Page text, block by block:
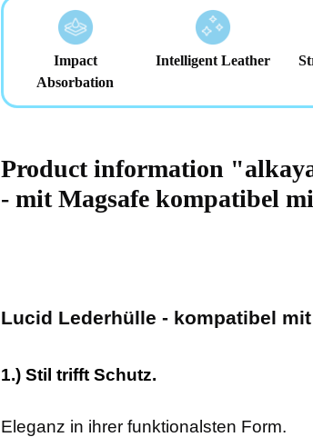
Impact
Absorbation
Intelligent Leather
Product information
- mit Magsafe kompatibel
Lucid Lederhülle - kompatibel
1.) Stil trifft Schutz.
Eleganz in ihrer funktionalsten Form.